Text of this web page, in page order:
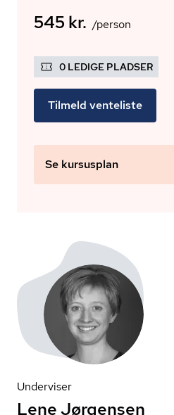
545 kr. /person
0 LEDIGE PLADSER
Tilmeld venteliste
Se kursusplan
Underviser
Lene Jørgensen